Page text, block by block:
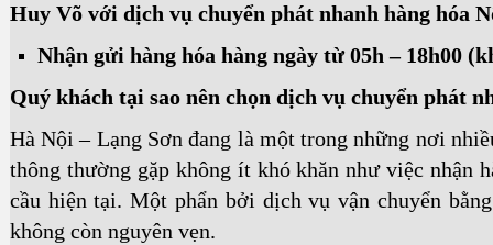
Huy Võ với dịch vụ chuyển phát nhanh hàng hóa
Nhận gửi hàng hóa hàng ngày từ 05h – 18h00
Quý khách tại sao nên chọn dịch vụ chuyển phát
Hà Nội – Lạng Sơn đang là một trong những nơi
thông thường gặp không ít khó khăn như việc nhận
cầu hiện tại. Một phẩn bởi dịch vụ vận chuyển
không còn nguyên vẹn.